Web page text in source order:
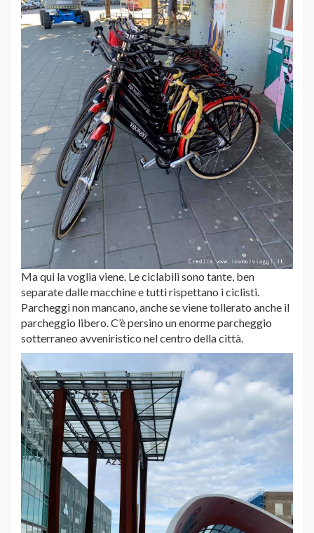
Ma qui la voglia viene. Le ciclabili sono tante, ben
separate dalle macchine e tutti rispettano i ciclisti.
Parcheggi non mancano, anche se viene tollerato anche il
parcheggio libero. C’è persino un enorme parcheggio
sotterraneo avveniristico nel centro della città.